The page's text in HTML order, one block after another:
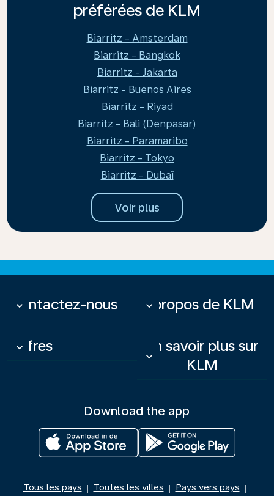
préférées de KLM
Biarritz - Amsterdam
Biarritz - Bangkok
Biarritz - Jakarta
Biarritz - Buenos Aires
Biarritz - Riyad
Biarritz - Bali (Denpasar)
Biarritz - Paramaribo
Biarritz - Tokyo
Biarritz - Dubaï
Voir plus
Contactez-nous
keyboard_arrow_down À propos de KLM
keyboard_arrow_down
Offres
keyboard_arrow_down
En savoir plus sur
KLM
keyboard_arrow_down
Download the app
Tous les pays | Toutes les villes | Pays vers pays |